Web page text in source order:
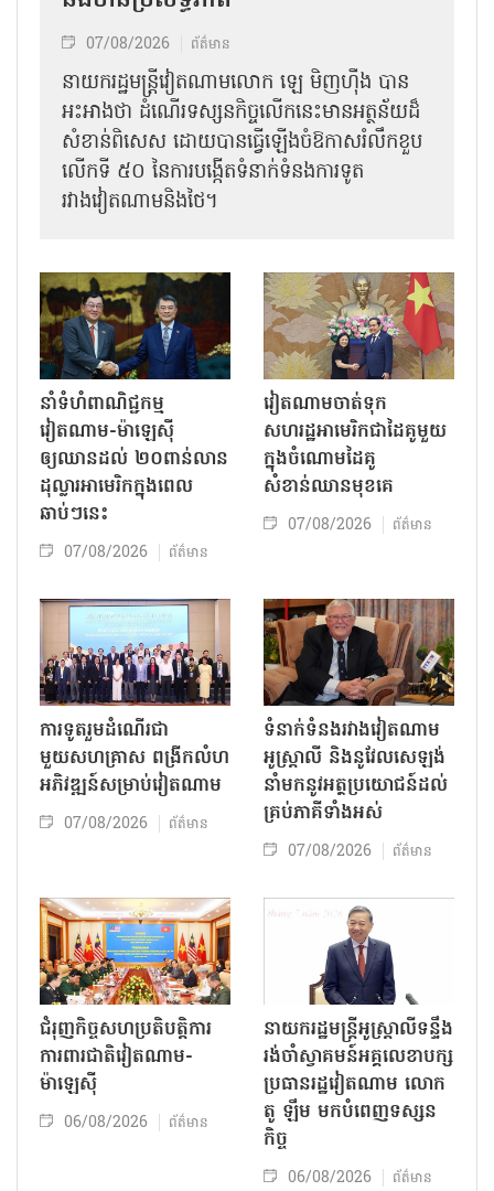
07/08/2026 ព័ត៌មាន
នាយករដ្ឋមន្ត្រីវៀតណាមលោក ឡេ មិញហ៊ឹង បាន
អះអាងថា ដំណើរទស្សនកិច្ចលើកនេះមានអត្ថន័យដ៏
សំខាន់ពិសេស ដោយបានធ្វើឡើងចំឱកាសរំលឹកខួប
លើកទី ៥០ នៃការបង្កើតទំនាក់ទំនងការទូត
រវាងវៀតណាមនិងថៃ។
នាំទំហំពាណិជ្ជកម្ម
វៀតណាម-ម៉ាឡេស៊ី
ឲ្យឈានដល់ ២០ពាន់លាន
ដុល្លារអាមេរិកក្នុងពេល
ឆាប់ៗនេះ
07/08/2026 ព័ត៌មាន
វៀតណាមចាត់ទុក
សហរដ្ឋអាមេរិកជាដៃគូមួយ
ក្នុងចំណោមដៃគូ
សំខាន់ឈានមុខគេ
07/08/2026 ព័ត៌មាន
ការទូតរួមដំណើរជា
មួយសហគ្រាស ពង្រីកលំហ
អភិវឌ្ឍន៍សម្រាប់វៀតណាម
07/08/2026 ព័ត៌មាន
ទំនាក់ទំនងរវាងវៀតណាម
អូស្ត្រាលី និងនូវែលសេឡង់
នាំមកនូវអត្ថប្រយោជន៍ដល់
គ្រប់ភាគីទាំងអស់
07/08/2026 ព័ត៌មាន
ជំរុញកិច្ចសហប្រតិបត្តិការ
ការពារជាតិវៀតណាម-
ម៉ាឡេស៊ី
06/08/2026 ព័ត៌មាន
នាយករដ្ឋមន្ត្រីអូស្ត្រាលីទន្ទឹង
រង់ចាំស្វាគមន៍អគ្គលេខាបក្ស
ប្រធានរដ្ឋវៀតណាម លោក
តូ ឡឹម មកបំពេញទស្សន
កិច្ច
06/08/2026 ព័ត៌មាន